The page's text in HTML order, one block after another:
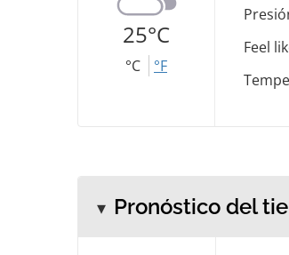
25°C
°C °F
Feel
Pronóstico del